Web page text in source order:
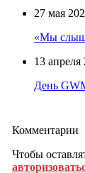
27 мая
«Мы
13 апреля
День
Комментарии
Чтобы